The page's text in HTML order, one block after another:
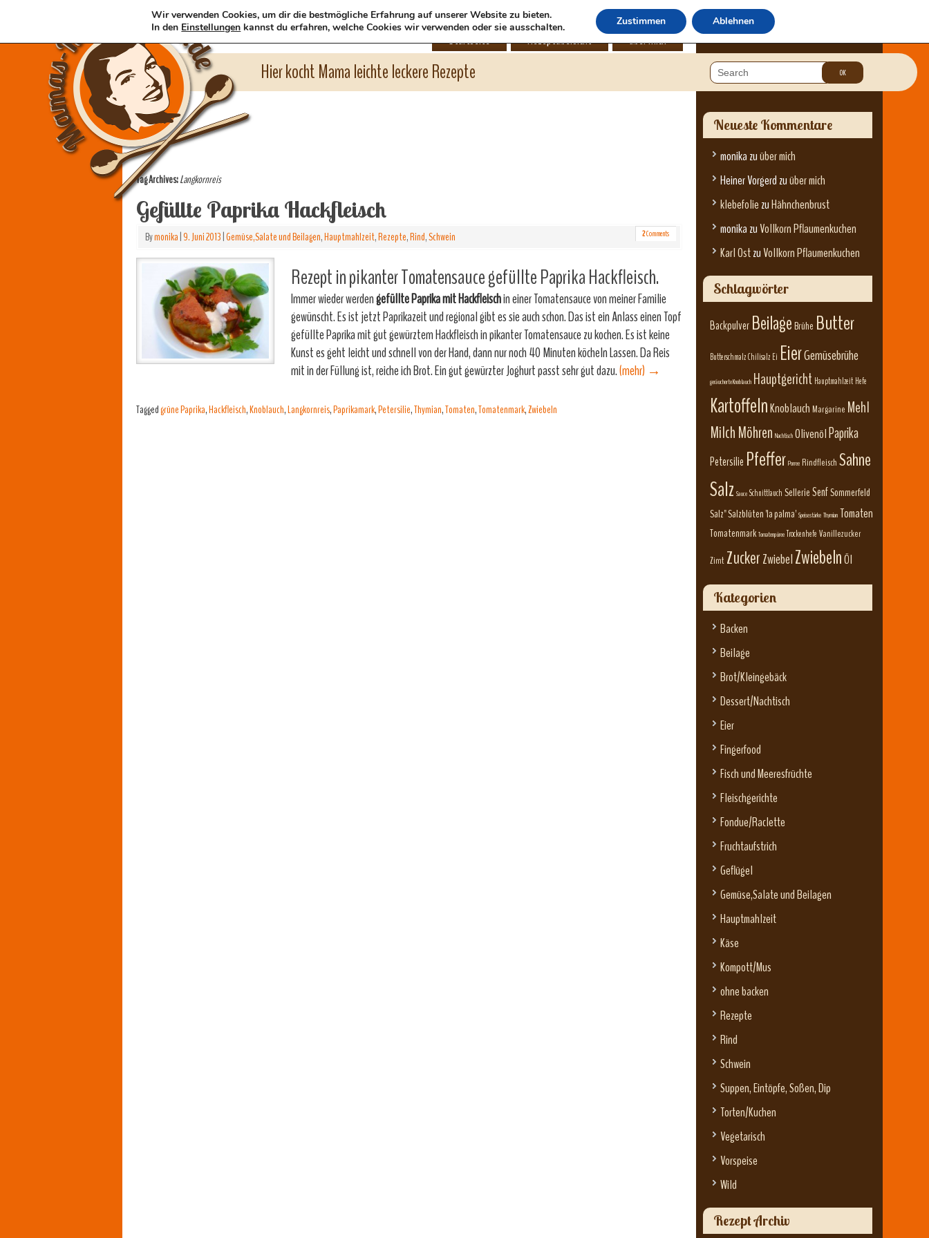
Hier kocht Mama leichte leckere Rezepte
Startseite Rezeptübersicht über mich
Tag Archives:Langkornreis
Gefüllte Paprika Hackfleisch
Bymonika|9. Juni 2013|Gemüse,Salate und Beilagen,Hauptmahlzeit,Rezepte,Rind,Schwein 2Comments
Rezept in pikanter Tomatensauce gefüllte Paprika Hackfleisch.
Immer wieder werdengefüllte Paprika mit Hackfleischin einer Tomatensauce von meiner Familie
gewünscht. Es ist jetzt Paprikazeit und regional gibt es sie auch schon. Das ist ein Anlass einen Topf
gefüllte Paprika mit gut gewürztem Hackfleisch in pikanter Tomatensauce zu kochen. Es ist keine
Kunst es geht leicht und schnell von der Hand, dann nur noch 40 Minuten köcheln Lassen. Da Reis
mit in der Füllung ist, reiche ich Brot. Ein gut gewürzter Joghurt passt sehr gut dazu.(mehr) →
Taggedgrüne Paprika,Hackfleisch,Knoblauch,Langkornreis,Paprikamark,Petersilie,Thymian,Tomaten,Tomatenmark,Zwiebeln
Neueste Kommentare
monika zuüber mich
Heiner Vorgerd zuüber mich
klebefolie zuHähnchenbrust
monika zuVollkorn Pflaumenkuchen
Karl OstzuVollkorn Pflaumenkuchen
Schlagwörter
Backpulver BeilageBrühe Butter
ButterschmalzChilisalz Ei EierGemüsebrühe
geräucherte Knoblauch Hauptgericht Hauptmahlzeit Hefe
KartoffelnKnoblauch Margarine Mehl
MilchMöhren Nachtisch OlivenölPaprika
Petersilie Pfeffer Porree Rindfleisch Sahne
Salz Sauce Schnittlauch SellerieSenfSommerfeld
Salz" Salzblüten 'la palma' Speisestärke Thymian Tomaten
Tomatenmark Tomatenpüree Trockenhefe Vanillezucker
Zimt ZuckerZwiebelZwiebelnÖl
Kategorien
Backen
Beilage
Brot/Kleingebäck
Dessert/Nachtisch
Eier
Fingerfood
Fisch und Meeresfrüchte
Fleischgerichte
Fondue/Raclette
Fruchtaufstrich
Geflügel
Gemüse,Salate und Beilagen
Hauptmahlzeit
Käse
Kompott/Mus
ohne backen
Rezepte
Rind
Schwein
Suppen, Eintöpfe, Soßen, Dip
Torten/Kuchen
Vegetarisch
Vorspeise
Wild
Rezept Archiv
Wir verwenden Cookies, um dir die bestmögliche Erfahrung auf unserer Website zu bieten.
In den Einstellungen kannst du erfahren, welche Cookies wir verwenden oder sie ausschalten. Zustimmen Ablehnen